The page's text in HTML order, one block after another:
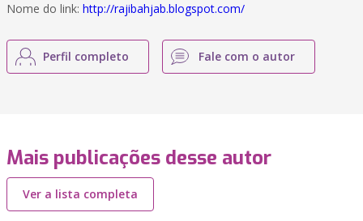
Nome do link: http://rajibahjab.blogspot.com/
Perfil completo Fale com o autor
Mais publicações desse autor
Ver a lista completa